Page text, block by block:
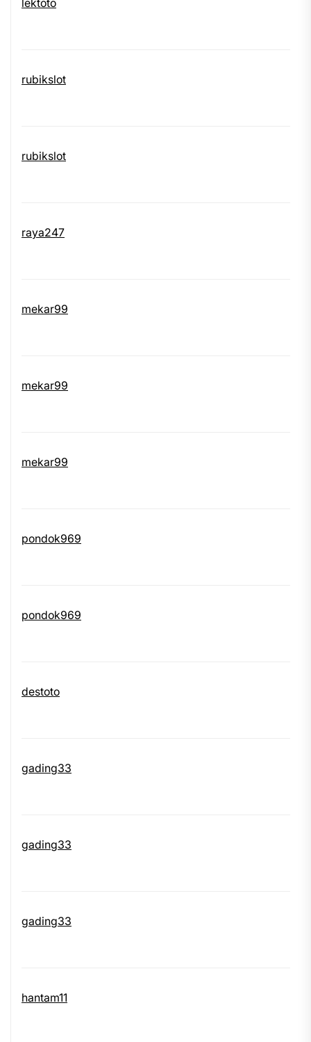
rubikslot
rubikslot
raya247
mekar99
mekar99
mekar99
pondok969
pondok969
destoto
gading33
gading33
gading33
hantam11